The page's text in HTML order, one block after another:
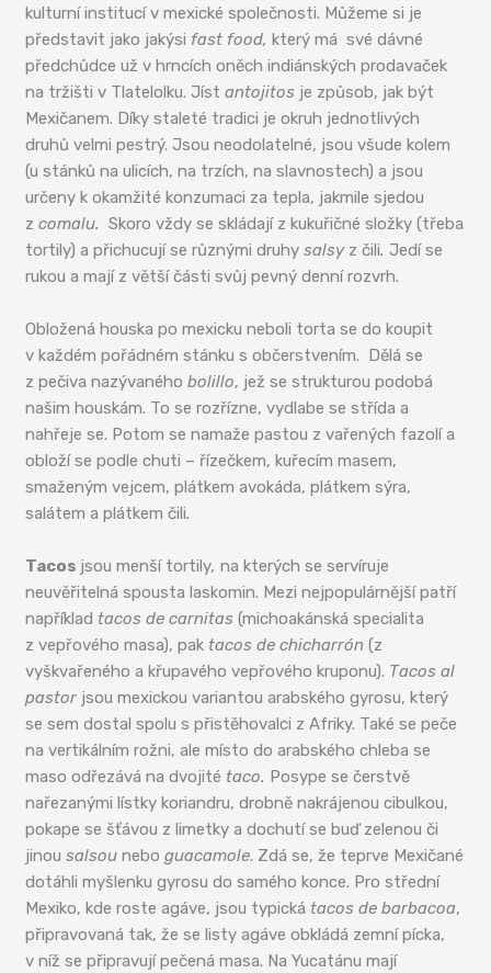
kulturní institucí v mexické společnosti. Můžeme si je
představit jako jakýsi fast food, který má své dávné
předchůdce už v hrncích oněch indiánských prodavaček
na tržišti v Tlatelolku. Jístantojitos je způsob, jak být
Mexičanem. Díky staleté tradici je okruh jednotlivých
druhů velmi pestrý. Jsou neodolatelné, jsou všude kolem
(u stánků na ulicích, na trzích, na slavnostech) a jsou
určeny k okamžité konzumaci za tepla, jakmile sjedou
zcomalu. Skoro vždy se skládají z kukuřičné složky (třeba
tortily) a přichucují se různými druhysalsyz čili. Jedí se
rukou a mají z větší části svůj pevný denní rozvrh.
Obložená houska po mexicku neboli torta se do koupit
v každém pořádném stánku s občerstvením. Dělá se
z pečiva nazývanéhobolillo, jež se strukturou podobá
našim houskám. To se rozřízne, vydlabe se střída a
nahřeje se. Potom se namaže pastou z vařených fazolí a
obloží se podle chuti – řízečkem, kuřecím masem,
smaženým vejcem, plátkem avokáda, plátkem sýra,
salátem a plátkem čili.
Tacos jsou menší tortily, na kterých se servíruje
neuvěřitelná spousta laskomin. Mezi nejpopulárnější patří
například tacos de carnitas (michoakánská specialita
z vepřového masa), pak tacos de chicharrón (z
vyškvařeného a křupavého vepřového kruponu). Tacos al
pastor jsou mexickou variantou arabského gyrosu, který
se sem dostal spolu s přistěhovalci z Afriky. Také se peče
na vertikálním rožni, ale místo do arabského chleba se
maso odřezává na dvojité taco. Posype se čerstvě
nařezanými lístky koriandru, drobně nakrájenou cibulkou,
pokape se šťávou z limetky a dochutí se buď zelenou či
jinou salsou neboguacamole. Zdá se, že teprve Mexičané
dotáhli myšlenku gyrosu do samého konce. Pro střední
Mexiko, kde roste agáve, jsou typická tacos de barbacoa,
připravovaná tak, že se listy agáve obkládá zemní pícka,
v níž se připravují pečená masa. Na Yucatánu mají